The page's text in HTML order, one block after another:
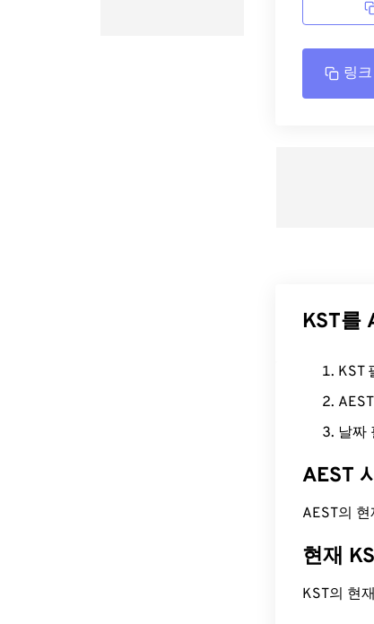
링
KST를
KST
날짜
AEST
AEST의
현재
KST의 현